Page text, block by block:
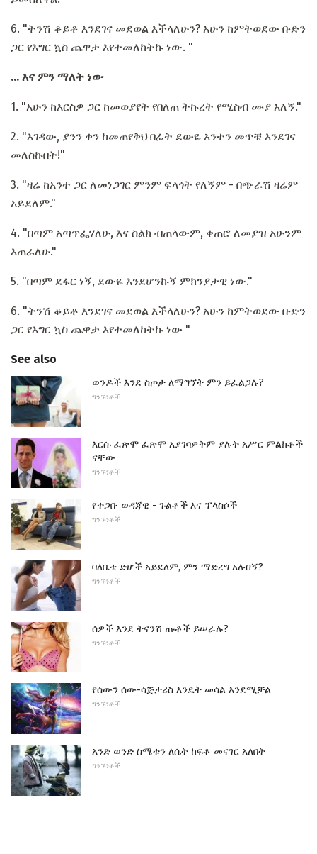
6. "ትንሽ ቆይቶ እንደገና መደወል እችላለሁን? አሁን ከምትወደው ቡድን
ጋር የእግር ኳስ ጨዋታ እየተመለከትኩ ነው. "
... እና ምን ማለት ነው
1. "አሁን ከእርስዎ ጋር ከመወያየት የበለጠ ትኩረት የሚስብ ሙያ አለኝ."
2. "እገዳው, ያንን ቀን ከመጠየቅህ በፊት ደውዬ አንተን መጥቼ እንደገና
መለስኩበት!"
3. "ዛሬ ከአንተ ጋር ለመነጋገር ምንም ፍላጎት የለኝም - በጭራሽ ዛሬም
አይደለም."
4. "በጣም አጣጥፌሃለሁ, እና ስልክ ብጠላውም, ቀጠሮ ለመያዝ አሁንም
እጠራለሁ."
5. "በጣም ደፋር ነኝ, ደውዬ እንደሆንኩኝ ምክንያታዊ ነው."
6. "ትንሽ ቆይቶ እንደገና መደወል እችላለሁን? አሁን ከምትወደው ቡድን
ጋር የእግር ኳስ ጨዋታ እየተመለከትኩ ነው "
See also
ወንዶች እንደ ስጦታ ለማግኘት ምን ይፈልጋሉ?
ግንኙነቶች
እርሱ ፈጽሞ ፈጽሞ አያገባዎትም ያሉት አሥር ምልክቶች
ናቸው
ግንኙነቶች
የተጋቡ ወዳጃዊ - ጉልቶች እና ፕላስሶች
ግንኙነቶች
ባለቤቴ ድሆች አይደለም, ምን ማድረግ አለብኝ?
ግንኙነቶች
ሰዎች እንደ ትናንሽ ጡቶች ይሠራሉ?
ግንኙነቶች
የሰውን ሰው-ሳጅታሪስ እንዴት መሳል እንደሚቻል
ግንኙነቶች
አንድ ወንድ ስሜቱን ለሴት ከፍቶ መናገር አለበት
ግንኙነቶች